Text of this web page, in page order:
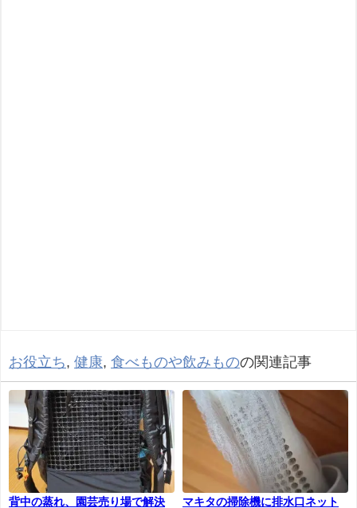
お役立ち, 健康, 食べものや飲みものの関連記事
背中の蒸れ、園芸売り場で解決
マキタの掃除機に排水口ネット